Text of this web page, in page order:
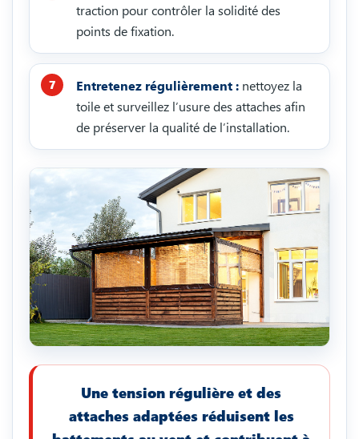
traction pour contrôler la solidité des
points de fixation.
Entretenez régulièrement : nettoyez la
toile et surveillez l’usure des attaches afin
de préserver la qualité de l’installation.
Une tension régulière et des
attaches adaptées réduisent les